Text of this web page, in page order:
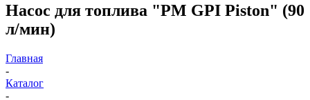
Насос для топлива "PM GPI Piston" (90
л/мин)
Главная
-
Каталог
-